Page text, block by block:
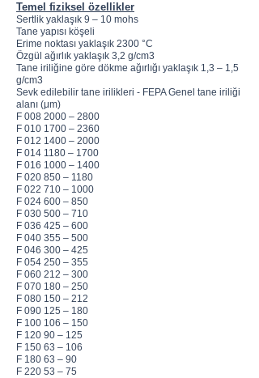
Temel fiziksel özellikler
Sertlik yaklaşık 9 – 10 mohs
Tane yapısı köşeli
Erime noktası yaklaşık 2300 °C
Özgül ağırlık yaklaşık 3,2 g/cm3
Tane iriliğine göre dökme ağırlığı yaklaşık 1,3 – 1,5
g/cm3
Sevk edilebilir tane irilikleri - FEPA Genel tane iriliği
alanı (μm)
F 008 2000 – 2800
F 010 1700 – 2360
F 012 1400 – 2000
F 014 1180 – 1700
F 016 1000 – 1400
F 020 850 – 1180
F 022 710 – 1000
F 024 600 – 850
F 030 500 – 710
F 036 425 – 600
F 040 355 – 500
F 046 300 – 425
F 054 250 – 355
F 060 212 – 300
F 070 180 – 250
F 080 150 – 212
F 090 125 – 180
F 100 106 – 150
F 120 90 – 125
F 150 63 – 106
F 180 63 – 90
F 220 53 – 75